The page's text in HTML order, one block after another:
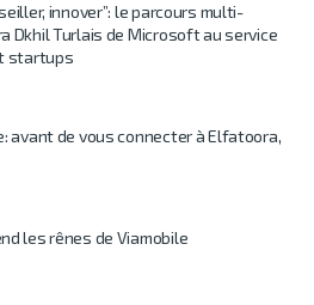
innover”: le parcours multi-
Dkhil Turlais de Microsoft au service
startups
avant de vous connecter à Elfatoora,
les rênes de Viamobile